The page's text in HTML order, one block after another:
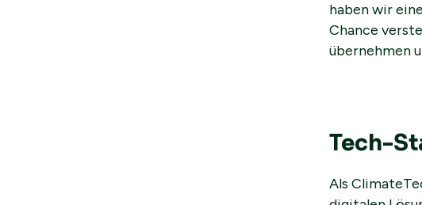
haben wir
Chance
übernehmen
Tech-
Als